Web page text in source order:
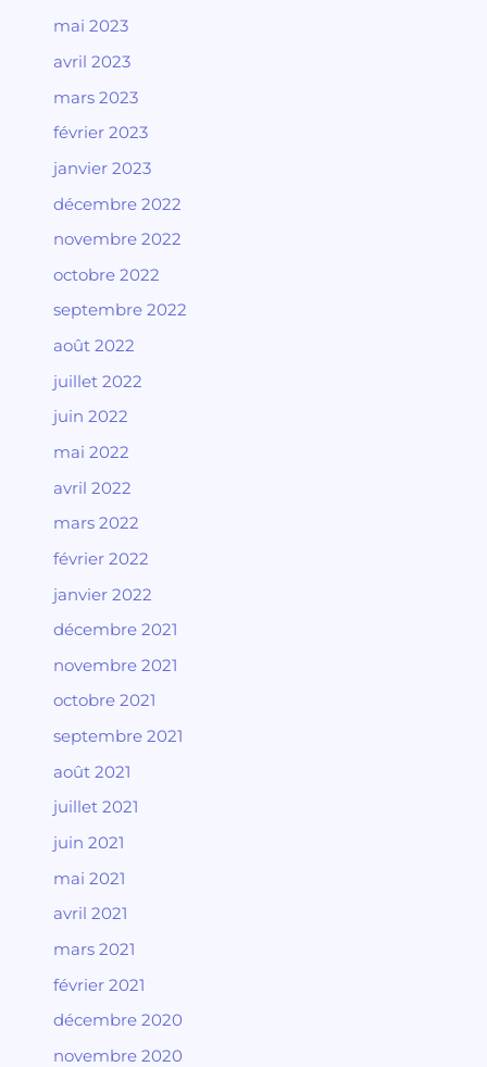
mai 2023
avril 2023
mars 2023
février 2023
janvier 2023
décembre 2022
novembre 2022
octobre 2022
septembre 2022
août 2022
juillet 2022
juin 2022
mai 2022
avril 2022
mars 2022
février 2022
janvier 2022
décembre 2021
novembre 2021
octobre 2021
septembre 2021
août 2021
juillet 2021
juin 2021
mai 2021
avril 2021
mars 2021
février 2021
décembre 2020
novembre 2020